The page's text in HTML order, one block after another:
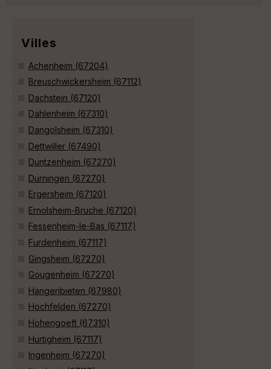
Villes
Achenheim (67204)
Breuschwickersheim (67112)
Dachstein (67120)
Dahlenheim (67310)
Dangolsheim (67310)
Dettwiller (67490)
Duntzenheim (67270)
Durningen (67270)
Ergersheim (67120)
Ernolsheim-Bruche (67120)
Fessenheim-le-Bas (67117)
Furdenheim (67117)
Gingsheim (67270)
Gougenheim (67270)
Hangenbieten (67980)
Hochfelden (67270)
Hohengoeft (67310)
Hurtigheim (67117)
Ingenheim (67270)